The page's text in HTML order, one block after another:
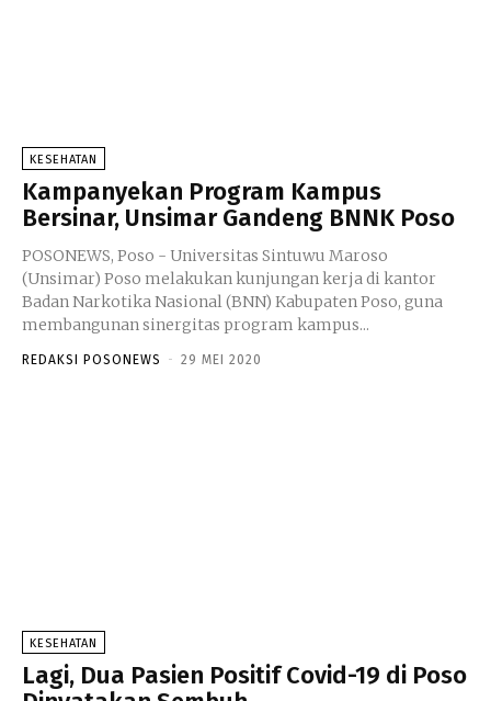
KESEHATAN
Kampanyekan Program Kampus
Bersinar, Unsimar Gandeng BNNK Poso
POSONEWS, Poso - Universitas Sintuwu Maroso
(Unsimar) Poso melakukan kunjungan kerja di kantor
Badan Narkotika Nasional (BNN) Kabupaten Poso, guna
membangunan sinergitas program kampus...
REDAKSI POSONEWS - 29 MEI 2020
KESEHATAN
Lagi, Dua Pasien Positif Covid-19 di Poso